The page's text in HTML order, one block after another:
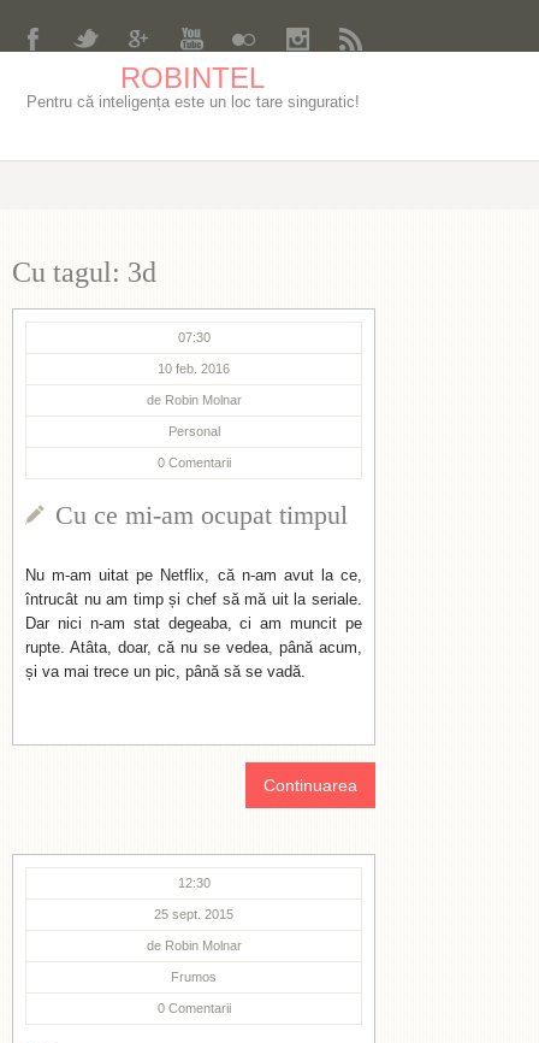
ROBINTEL
Pentru că inteligența este un loc tare singuratic!
Cu tagul: 3d
07:30
10 feb. 2016
de Robin Molnar
Personal
0 Comentarii
Cu ce mi-am ocupat timpul
Nu m-am uitat pe Netflix, că n-am avut la ce,
întrucât nu am timp și chef să mă uit la seriale.
Dar nici n-am stat degeaba, ci am muncit pe
rupte. Atâta, doar, că nu se vedea, până acum,
și va mai trece un pic, până să se vadă.
Continuarea
12:30
25 sept. 2015
de Robin Molnar
Frumos
0 Comentarii